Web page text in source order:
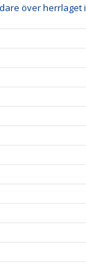
över herrlaget i